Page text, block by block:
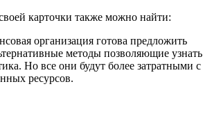
карточки также можно найти:
организация готова предложить
методы позволяющие узнать
Но все они будут более затратными с
ресурсов.